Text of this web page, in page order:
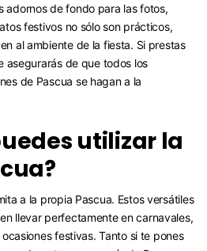
adornos de fondo para las fotos,
festivos no sólo son prácticos,
al ambiente de la fiesta. Si prestas
asegurarás de que todos los
de Pascua se hagan a la
utilizar la
a la propia Pascua. Estos versátiles
llevar perfectamente en carnavales,
festivas. Tanto si te pones